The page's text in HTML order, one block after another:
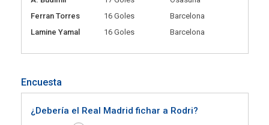
Ferran Torres
16 Goles
Barcelona
Lamine Yamal
16 Goles Barcelona
Encuesta
¿Debería el Real Madrid fichar a Rodri?